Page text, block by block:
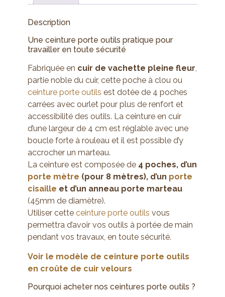
Description
Une ceinture porte outils pratique pour
travailler en toute sécurité
Fabriquée en cuir de vachette pleine fleur,
partie noble du cuir, cette poche à clou ou
ceinture porte outils est dotée de 4 poches
carrées avec ourlet pour plus de renfort et
accessibilité des outils. La ceinture en cuir
d’une largeur de 4 cm est réglable avec une
boucle forte à rouleau et il est possible d’y
accrocher un marteau.
La ceinture est composée de 4 poches, d’un
porte mètre (pour 8 mètres), d’un porte
cisaille et d’un anneau porte marteau
(45mm de diamètre).
Utiliser cette ceinture porte outils vous
permettra d’avoir vos outils à portée de main
pendant vos travaux, en toute sécurité.
Voir le modèle de ceinture porte outils
en croûte de cuir velours
Pourquoi acheter nos ceintures porte outils ?